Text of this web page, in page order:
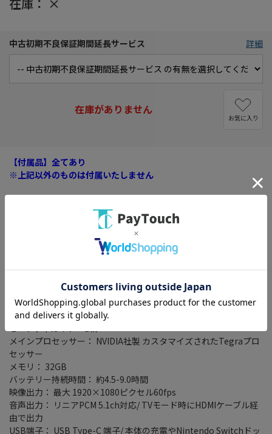
中古初期不良保証期間延長サービス 詳細
在庫がありません
お気に入り
【付属品】全てあり
※上記以外のものは付属いたしません
※メーカーキャンペーン特典等はロットにより添付がない場合が
■セット内容
Nintendo Switch本体×1台
Nintendo Switchドッグ×1個
Joy-Conグリップ×1個
HDMIケーブル(1.5m)×1本
Nintendo Switch ACアダプター×1個
メインプロセッサー： NVIDIA社製 カスタマイズされたTegraプロ
セッサー
メモリ： 32GB
バッテリー持続時間： 約4.5-9.0時間
映像出力： 最大 1920×1080ピクセル60fps
音声出力： リニアPCM 5.1ch対応/ TVモード時にHDMIケーブル経
由で出力
USB端子： USB Type-C 端子/ 本体の充電やNintendo Switchドッ